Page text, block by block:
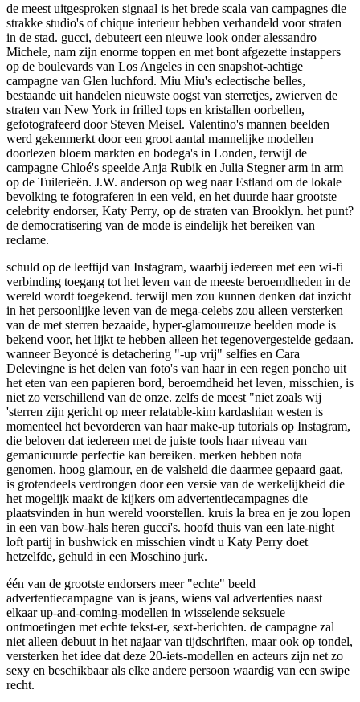
de meest uitgesproken signaal is het brede scala van campagnes die
strakke studio's of chique interieur hebben verhandeld voor straten
in de stad. gucci, debuteert een nieuwe look onder alessandro
Michele, nam zijn enorme toppen en met bont afgezette instappers
op de boulevards van Los Angeles in een snapshot-achtige
campagne van Glen luchford. Miu Miu's eclectische belles,
bestaande uit handelen nieuwste oogst van sterretjes, zwierven de
straten van New York in frilled tops en kristallen oorbellen,
gefotografeerd door Steven Meisel. Valentino's mannen beelden
werd gekenmerkt door een groot aantal mannelijke modellen
doorlezen bloem markten en bodega's in Londen, terwijl de
campagne Chloé's speelde Anja Rubik en Julia Stegner arm in arm
op de Tuilerieën. J.W. anderson op weg naar Estland om de lokale
bevolking te fotograferen in een veld, en het duurde haar grootste
celebrity endorser, Katy Perry, op de straten van Brooklyn. het punt?
de democratisering van de mode is eindelijk het bereiken van
reclame.
schuld op de leeftijd van Instagram, waarbij iedereen met een wi-fi
verbinding toegang tot het leven van de meeste beroemdheden in de
wereld wordt toegekend. terwijl men zou kunnen denken dat inzicht
in het persoonlijke leven van de mega-celebs zou alleen versterken
van de met sterren bezaaide, hyper-glamoureuze beelden mode is
bekend voor, het lijkt te hebben alleen het tegenovergestelde gedaan.
wanneer Beyoncé is detachering "-up vrij" selfies en Cara
Delevingne is het delen van foto's van haar in een regen poncho uit
het eten van een papieren bord, beroemdheid het leven, misschien, is
niet zo verschillend van de onze. zelfs de meest "niet zoals wij
'sterren zijn gericht op meer relatable-kim kardashian westen is
momenteel het bevorderen van haar make-up tutorials op Instagram,
die beloven dat iedereen met de juiste tools haar niveau van
gemanicuurde perfectie kan bereiken. merken hebben nota
genomen. hoog glamour, en de valsheid die daarmee gepaard gaat,
is grotendeels verdrongen door een versie van de werkelijkheid die
het mogelijk maakt de kijkers om advertentiecampagnes die
plaatsvinden in hun wereld voorstellen. kruis la brea en je zou lopen
in een van bow-hals heren gucci's. hoofd thuis van een late-night
loft partij in bushwick en misschien vindt u Katy Perry doet
hetzelfde, gehuld in een Moschino jurk.
één van de grootste endorsers meer "echte" beeld
advertentiecampagne van is jeans, wiens val advertenties naast
elkaar up-and-coming-modellen in wisselende seksuele
ontmoetingen met echte tekst-er, sext-berichten. de campagne zal
niet alleen debuut in het najaar van tijdschriften, maar ook op tondel,
versterken het idee dat deze 20-iets-modellen en acteurs zijn net zo
sexy en beschikbaar als elke andere persoon waardig van een swipe
recht.